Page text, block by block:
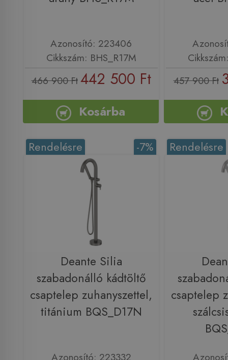
Azonosító: 223406
Cikkszám: BHS_R17M
466 900 Ft 442 500 Ft
Kosárba
457 900 Ft
-7%
Rendelésre
Deante Silia
szabadonálló kádtöltő
csaptelep zuhanyszettel,
titánium BQS_D17N
Azonosító: 223332
Rendelésre
csaptelep